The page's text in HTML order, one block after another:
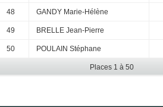
48 GANDY Marie-Hélène
49 BRELLE Jean-Pierre
50 POULAIN Stéphane
Places 1 à 50